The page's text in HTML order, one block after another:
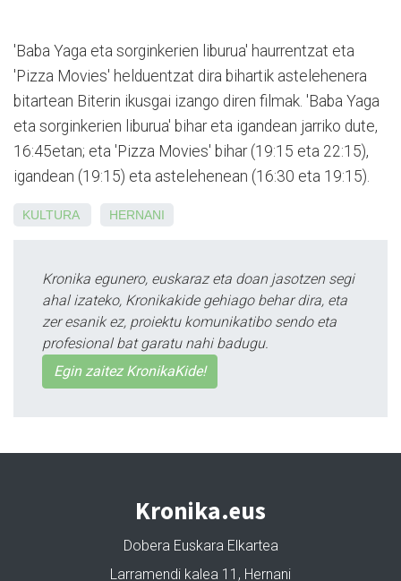
'Baba Yaga eta sorginkerien liburua' haurrentzat eta
'Pizza Movies' helduentzat dira bihartik astelehenera
bitartean Biterin ikusgai izango diren filmak. 'Baba Yaga
eta sorginkerien liburua' bihar eta igandean jarriko dute,
16:45etan; eta 'Pizza Movies' bihar (19:15 eta 22:15),
igandean (19:15) eta astelehenean (16:30 eta 19:15).
KULTURA HERNANI
Kronika egunero, euskaraz eta doan jasotzen segi
ahal izateko, Kronikakide gehiago behar dira, eta
zer esanik ez, proiektu komunikatibo sendo eta
profesional bat garatu nahi badugu.
Egin zaitez KronikaKide!
Kronika.eus
Dobera Euskara Elkartea
Larramendi kalea 11, Hernani